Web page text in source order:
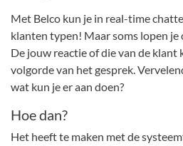
Met Belco kun je in real-time
klanten typen! Maar soms lopen je
De jouw reactie of die van de klant
volgorde van het gesprek.
wat kun je er aan doen?
Hoe dan?
Het heeft te maken met de